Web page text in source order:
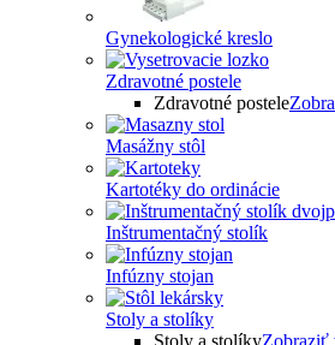
Gynekologické kreslo
Zdravotné postele
Zdravotné postele
Masážny stôl
Kartotéky do ordinácie
Inštrumentačný stolík
Infúzny stojan
Stoly a stolíky
Stoly a stolíkyZobraziť